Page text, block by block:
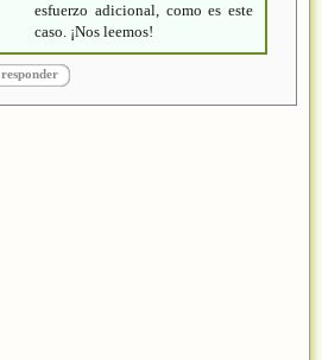
esfuerzo adicional, como es este
caso. ¡Nos leemos!
responder